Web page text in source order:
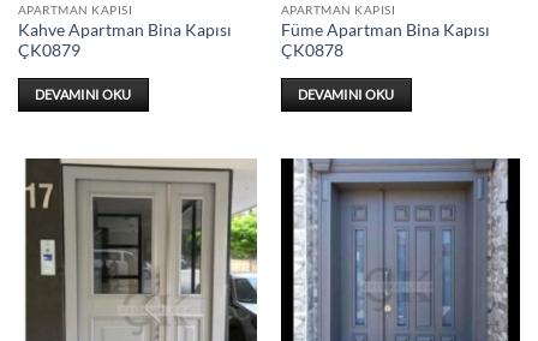
APARTMAN KAPISI
Kahve Apartman Bina Kapısı
ÇK0879
DEVAMINI OKU
APARTMAN KAPISI
Füme Apartman Bina Kapısı
ÇK0878
DEVAMINI OKU